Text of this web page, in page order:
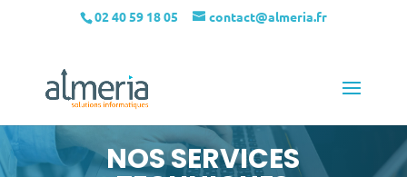
02 40 59 18 05 contact@almeria.fr
NOS SERVICES